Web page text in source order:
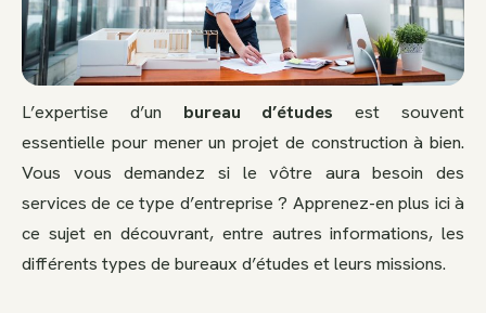
L’expertise d’un bureau d’études est souvent
essentielle pour mener un projet de construction à bien.
Vous vous demandez si le vôtre aura besoin des
services de ce type d’entreprise ? Apprenez-en plus ici à
ce sujet en découvrant, entre autres informations, les
différents types de bureaux d’études et leurs missions.